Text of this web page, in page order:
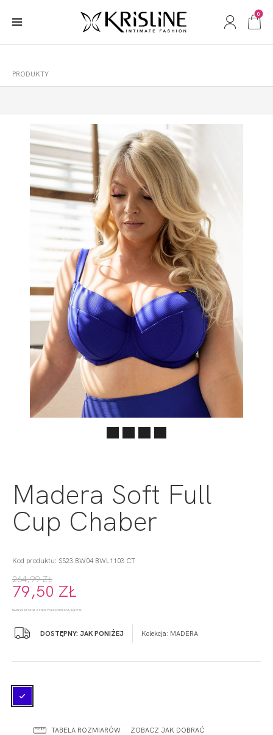
0
PRODUKTY
Madera Soft Full
Cup Chaber
Kod produktu: SS23 BW04 BWL1103 CT
264,99 ZŁ
79,50 ZŁ
NAJNIŻSZA CENA Z 30 DNI PRZED OBNIŻKĄ: 264,99 ZŁ
DOSTĘPNY: JAK PONIŻEJ Kolekcja: MADERA
TABELA ROZMIARÓW ZOBACZ JAK DOBRAĆ